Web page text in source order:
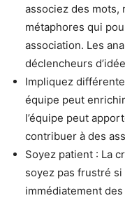
associez des mots,
métaphores qui
association. Les
déclencheurs
Impliquez
équipe peut
l’équipe peut
contribuer à des
Soyez patient : La
soyez pas frustré
immédiatement